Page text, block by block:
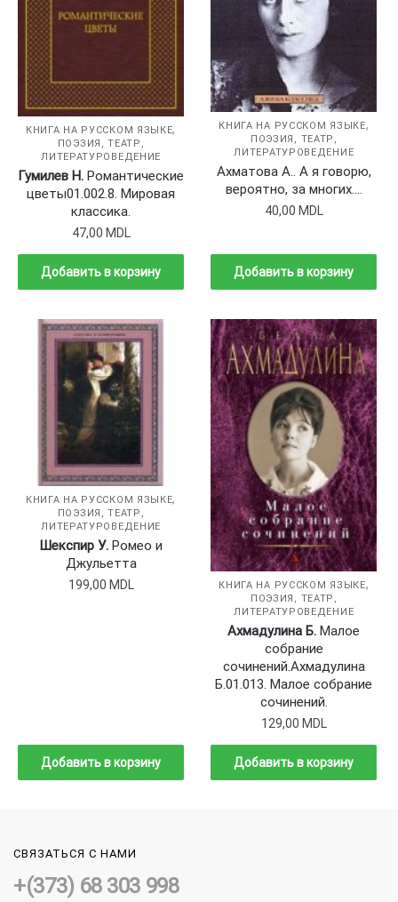
КНИГА НА РУССКОМ ЯЗЫКЕ,
ПОЭЗИЯ, ТЕАТР,
ЛИТЕРАТУРОВЕДЕНИЕ
Гумилев Н. Романтические
цветы01.002.8. Мировая
классика.
47,00 MDL
Добавить в корзину
КНИГА НА РУССКОМ ЯЗЫКЕ,
ПОЭЗИЯ, ТЕАТР,
ЛИТЕРАТУРОВЕДЕНИЕ
Ахматова А.. А я говорю,
вероятно, за многих….
40,00 MDL
Добавить в корзину
КНИГА НА РУССКОМ ЯЗЫКЕ,
ПОЭЗИЯ, ТЕАТР,
ЛИТЕРАТУРОВЕДЕНИЕ
Шекспир У. Ромео и
Джульетта
199,00 MDL
Добавить в корзину
КНИГА НА РУССКОМ ЯЗЫКЕ,
ПОЭЗИЯ, ТЕАТР,
ЛИТЕРАТУРОВЕДЕНИЕ
Ахмадулина Б.Малое
собрание
сочинений.Аxмадулина
Б.01.013. Малое собрание
сочинений.
129,00 MDL
Добавить в корзину
СВЯЗАТЬСЯ С НАМИ
+(373) 68 303 998